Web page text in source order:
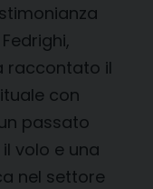
raccontato il
con
passato
volo e una
nel settore